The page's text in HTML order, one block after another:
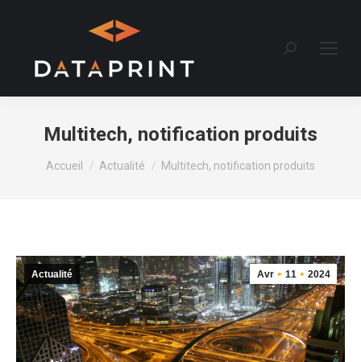
Recherche
Multitech, notification produits
Vous êtes ici :
Accueil Actualité Multitech, notification produits
Avr 11 2024
Actualité